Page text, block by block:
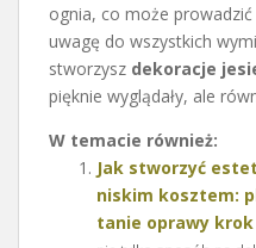
ognia, co może
uwagę do wszystkich
stworzysz dekoracje
pięknie wyglądały, ale
W temacie również:
Jak stworzyć
niskim kosztem:
tanie oprawy